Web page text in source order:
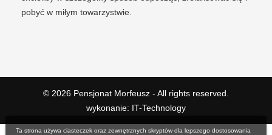
Ta strona używa ciasteczek oraz zewnętrznych skryptów dla lepszego dostosowania
pobyć w miłym towarzystwie.
© 2026 Pensjonat Morfeusz - All rights reserved.
wykonanie: IT-Technology